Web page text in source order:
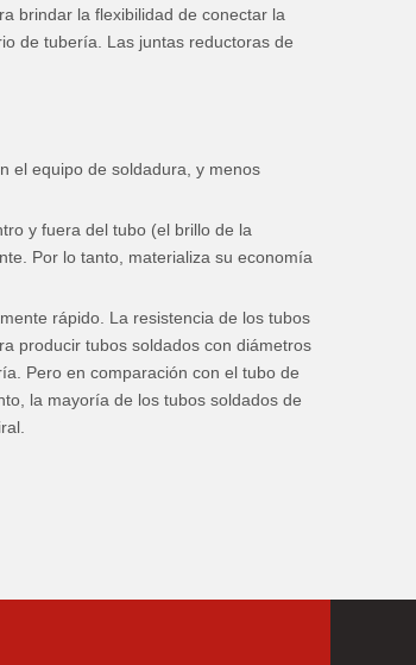
brindar la flexibilidad de conectar la
de tubería. Las juntas reductoras de
el equipo de soldadura, y menos
y fuera del tubo (el brillo de la
Por lo tanto, materializa su economía
rápido. La resistencia de los tubos
producir tubos soldados con diámetros
Pero en comparación con el tubo de
la mayoría de los tubos soldados de